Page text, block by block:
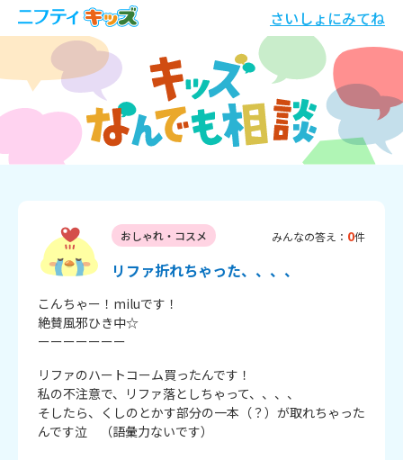
さいしょにみてね
おしゃれ・コスメ みんなの答え： 0件
リファ折れちゃった、、、、
こんちゃー！miluです！
絶賛風邪ひき中☆
ーーーーーーー
リファのハートコーム買ったんです！
私の不注意で、リファ落としちゃって、、、、
そしたら、くしのとかす部分の一本（？）が取れちゃった
んです泣　（語彙力ないです）